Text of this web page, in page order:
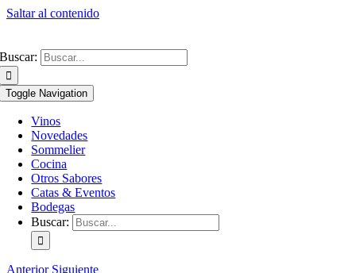
Saltar al contenido
Buscar:
Toggle Navigation
Vinos
Novedades
Sommelier
Cocina
Otros Sabores
Catas & Eventos
Bodegas
Buscar:
Anterior Siguiente